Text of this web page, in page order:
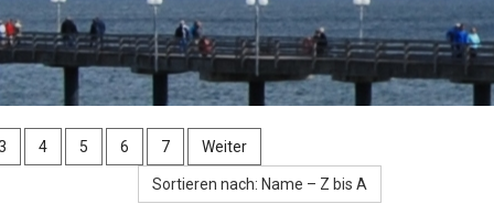
4 5 6 7 Weiter
Sortieren nach: Name – Z bis A